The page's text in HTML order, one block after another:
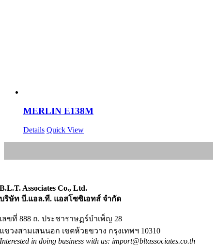
MERLIN E138M
Details Quick View
B.L.T. Associates Co., Ltd.
บริษัท บี.แอล.ที. แอสโซซิเอทส์ จำกัด
เลขที่ 888 ถ. ประชาราษฏร์บำเพ็ญ 28
แขวงสามเสนนอก เขตห้วยขวาง กรุงเทพฯ 10310
Interested in doing business with us: import@bltassociates.co.th